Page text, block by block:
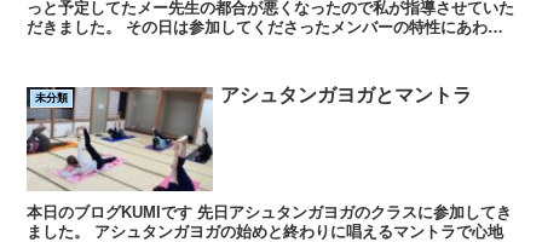
っと予定してたメー先生の都合が悪くなったので私が指導させていた
だきました。 その日は参加してくださったメンバーの特性にあわせ
未分類 アシュタンガヨガとマントラ
本日のブログKUMIです 先日アシュタンガヨガのクラスに参加してき
ました。 アシュタンガヨガの始めと終わりに唱えるマントラで心地